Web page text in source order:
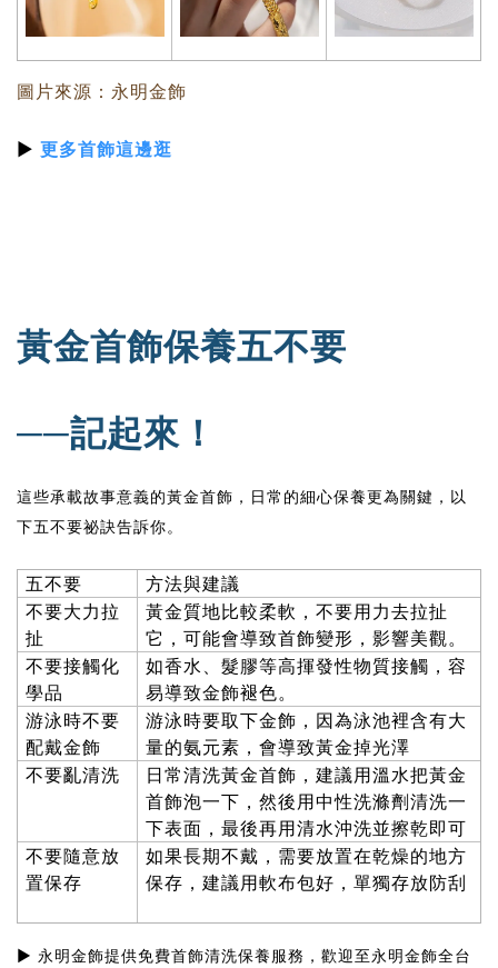
圖片來源：永明金飾
▶ 更多首飾這邊逛
黃金首飾保養五不要
──記起來！
這些承載故事意義的黃金首飾，日常的細心保養更為關鍵，以
下五不要祕訣告訴你。
五不要
方法與建議
不要大力拉
扯
黃金質地比較柔軟，不要用力去拉扯
它，可能會導致首飾變形，影響美觀。
不要接觸化
學品
如香水、髮膠等高揮發性物質接觸，容
易導致金飾褪色。
游泳時不要
配戴金飾
游泳時要取下金飾，因為泳池裡含有大
量的氨元素，會導致黃金掉光澤
不要亂清洗
日常清洗黃金首飾，建議用溫水把黃金
首飾泡一下，然後用中性洗滌劑清洗一
下表面，最後再用清水沖洗並擦乾即可
不要隨意放
置保存
如果長期不戴，需要放置在乾燥的地方
保存，建議用軟布包好，單獨存放防刮
▶ 永明金飾提供免費首飾清洗保養服務，歡迎至永明金飾全台